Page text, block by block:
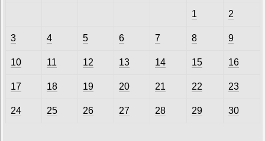
1 2
3 4 5 6 7 8 9
10 11 12 13 14 15 16
17 18 19 20 21 22 23
24 25 26 27 28 29 30